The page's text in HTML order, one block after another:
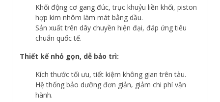
Khối động cơ gang đúc, trục khuỷu liền khối, piston
hợp kim nhôm làm mát bằng dầu.
Sản xuất trên dây chuyền hiện đại, đáp ứng tiêu
chuẩn quốc tế.
Thiết kế nhỏ gọn, dễ bảo trì:
Kích thước tối ưu, tiết kiệm không gian trên tàu.
Hệ thống bảo dưỡng đơn giản, giảm chi phí vận
hành.